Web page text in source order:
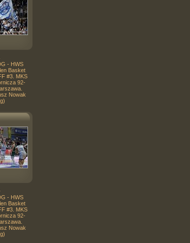
- HWS
Basket
#3. MKS
92-
Nowak
- HWS
Basket
#3. MKS
92-
Nowak